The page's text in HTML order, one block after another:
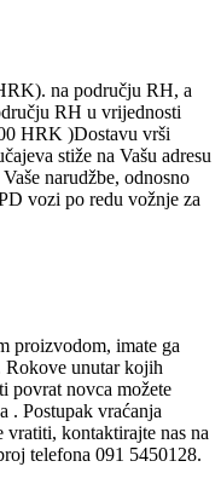
na području RH, a
RH u vrijednosti
HRK )Dostavu vrši
stiže na Vašu adresu
narudžbe, odnosno
vozi po redu vožnje za
proizvodom, imate ga
Rokove unutar kojih
povrat novca možete
. Postupak vraćanja
kontaktirajte nas na
telefona 091 5450128.